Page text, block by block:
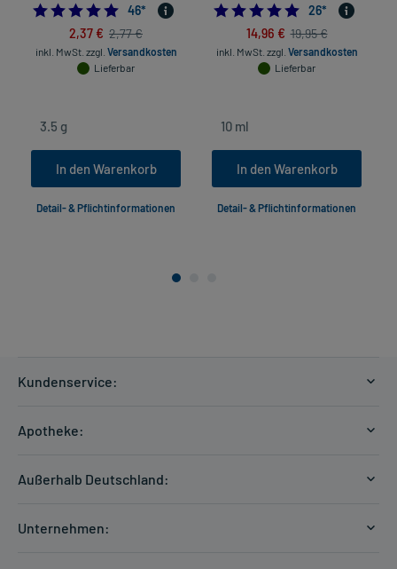
5.0
46*
2,37 € 2,77 €
inkl. MwSt. zzgl. Versandkosten
Lieferbar
In den Warenkorb
Detail- & Pflichtinformationen
26*
14,96 € 19,95 €
inkl. MwSt. zzgl. Versandkosten
Lieferbar
In den Warenkorb
Detail- & Pflichtinformationen
Kundenservice:
Zahlungsarten
Hilfe
Apotheke:
Außerhalb Deutschland:
Unternehmen: